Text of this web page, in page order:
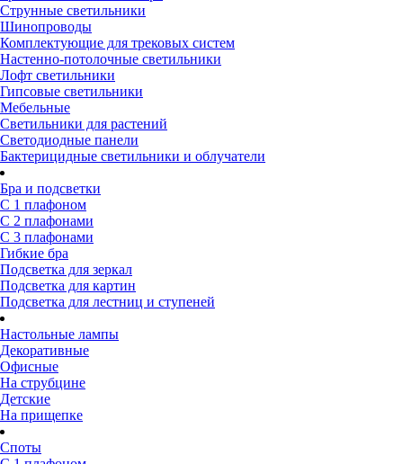
Струнные светильники
Шинопроводы
Комплектующие для трековых систем
Настенно-потолочные светильники
Лофт светильники
Гипсовые светильники
Мебельные
Светильники для растений
Светодиодные панели
Бактерицидные светильники и облучатели
Бра и подсветки
С 1 плафоном
С 2 плафонами
С 3 плафонами
Гибкие бра
Подсветка для зеркал
Подсветка для картин
Подсветка для лестниц и ступеней
Настольные лампы
Декоративные
Офисные
На струбцине
Детские
На прищепке
Споты